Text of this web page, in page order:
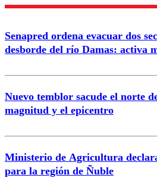
Senapred ordena evacuar dos
desborde del río Damas: activa
Nuevo temblor sacude el norte
magnitud y el epicentro
Ministerio de Agricultura
para la región de Ñuble